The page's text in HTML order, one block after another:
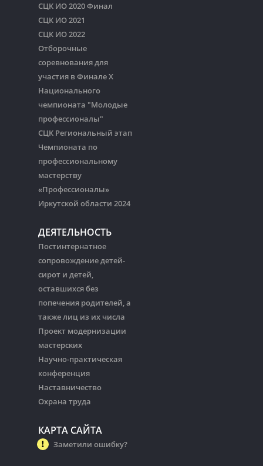
СЦК ИО 2020 Финал
СЦК ИО 2021
СЦК ИО 2022
Отборочные
соревнования для
участия в Финале Х
Национального
чемпионата "Молодые
профессионалы"
СЦК Региональный этап
Чемпионата по
профессиональному
мастерству
«Профессионалы»
Иркутской области 2024
ДЕЯТЕЛЬНОСТЬ
Постинтернатное
сопровождение детей-
сирот и детей,
оставшихся без
попечения родителей, а
также лиц из их числа
Проект модернизации
мастерских
Научно-практическая
конференция
Наставничество
Охрана труда
КАРТА САЙТА
Заметили ошибку?